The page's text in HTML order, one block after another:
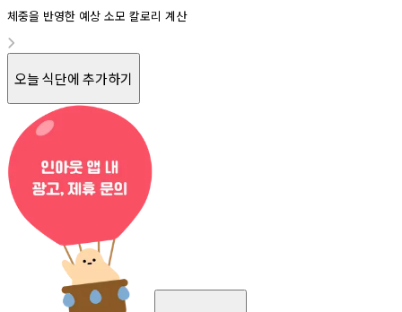
체중을 반영한 예상 소모 칼로리 계산
오늘 식단에 추가하기